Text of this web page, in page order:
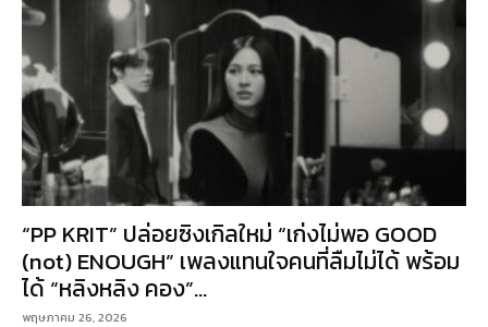
“PP KRIT” ปล่อยซิงเกิลใหม่ “เก่งไม่พอ GOOD
(not) ENOUGH” เพลงแทนใจคนที่ลืมไม่ได้ พร้อม
ได้ “หลิงหลิง คอง”...
พฤษภาคม 26, 2026